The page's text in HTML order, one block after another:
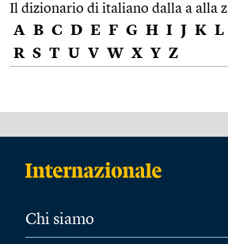
Il dizionario di italiano dalla a alla z
A B C D E F G H I J K L
R S T U V W X Y Z
Chi siamo